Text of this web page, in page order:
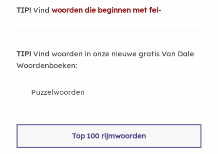
TIP!Vind woorden die beginnen met fel-
TIP!Vind woorden in onze nieuwe gratis Van Dale
Woordenboeken:
Puzzelwoorden
Top 100 rijmwoorden